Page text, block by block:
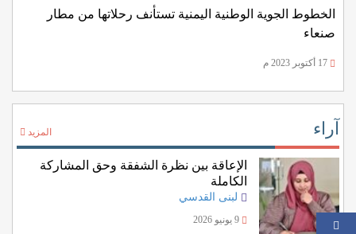
الخطوط الجوية الوطنية اليمنية تستأنف رحلاتها من مطار
صنعاء
آراء المزيد
الإعاقة بين نظرة الشفقة وحق المشاركة
الكاملة
لبنى القدسي
9 يونيو 2026